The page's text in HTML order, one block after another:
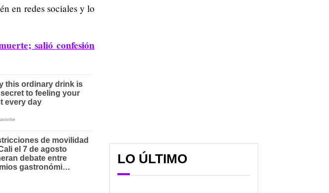
en redes sociales y lo
salió confesión
LO ÚLTIMO